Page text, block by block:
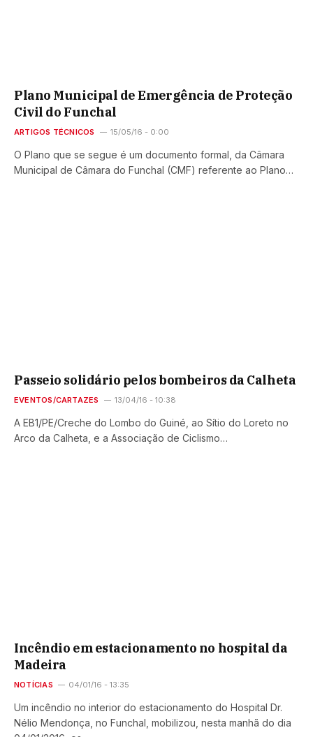
Plano Municipal de Emergência de Proteção
Civil do Funchal
ARTIGOS TÉCNICOS 15/05/16 - 0:00
O Plano que se segue é um documento formal, da Câmara
Municipal de Câmara do Funchal (CMF) referente ao Plano…
Passeio solidário pelos bombeiros da Calheta
EVENTOS/CARTAZES 13/04/16 - 10:38
A EB1/PE/Creche do Lombo do Guiné, ao Sítio do Loreto no
Arco da Calheta, e a Associação de Ciclismo…
Incêndio em estacionamento no hospital da
Madeira
NOTÍCIAS 04/01/16 - 13:35
Um incêndio no interior do estacionamento do Hospital Dr.
Nélio Mendonça, no Funchal, mobilizou, nesta manhã do dia